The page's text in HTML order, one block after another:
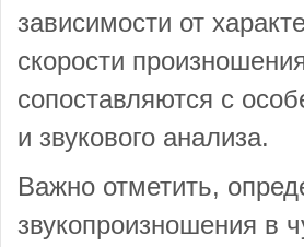
зависимости от
скорости
сопоставляются с
и звукового анализа.
Важно отметить,
звукопроизношения в